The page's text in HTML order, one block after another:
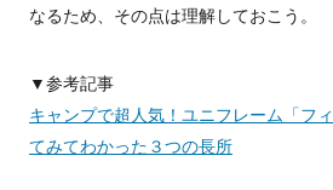
なるため、その点は理解しておこう。
▼参考記事
キャンプで超人気！ユニフレーム「フ
てみてわかった３つの長所